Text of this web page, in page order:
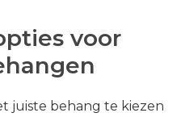
voor
juiste behang te kiezen